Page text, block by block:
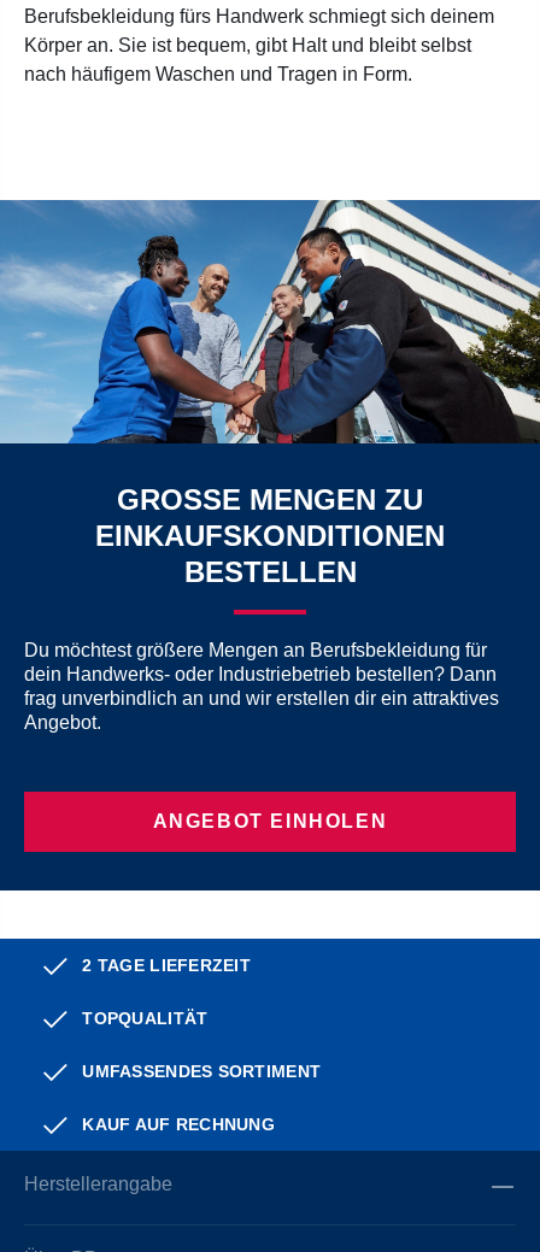
Berufsbekleidung fürs Handwerk schmiegt sich deinem
Körper an. Sie ist bequem, gibt Halt und bleibt selbst
nach häufigem Waschen und Tragen in Form.
GROSSE MENGEN ZU E
INKAUFSKONDITIONEN B
ESTELLEN
Du möchtest größere Mengen an Berufsbekleidung für
dein Handwerks- oder Industriebetrieb bestellen? Dann
frag unverbindlich an und wir erstellen dir ein attraktives
Angebot.
ANGEBOT EINHOLEN
2 TAGE LIEFERZEIT
TOPQUALITÄT
UMFASSENDES SORTIMENT
KAUF AUF RECHNUNG
Herstellerangabe